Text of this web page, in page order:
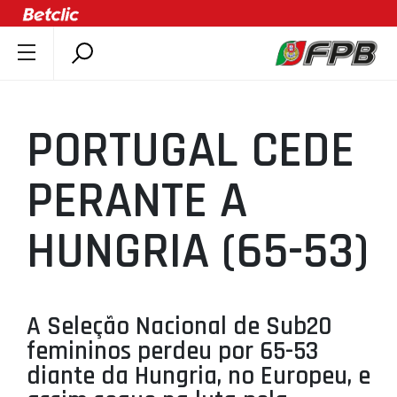
ÚLTIMAS
COMPETIÇÕES
ASSOCIAÇÕES
CLUBES
AGENTES
SELEÇÕES
MINIBASQUETE
PORTUGAL CEDE
PERANTE A
HUNGRIA (65-53)
A Seleção Nacional de Sub20
femininos perdeu por 65-53
diante da Hungria, no Europeu, e